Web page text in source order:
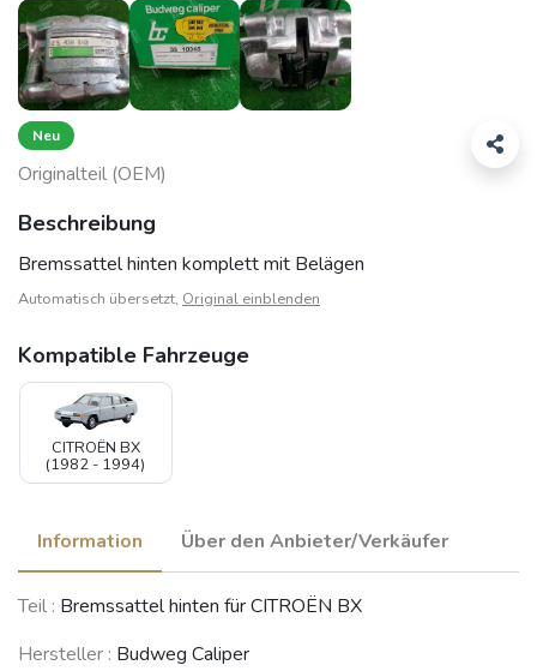
Neu
Originalteil (OEM)
Beschreibung
Bremssattel hinten komplett mit Belägen
Automatisch übersetzt, Original einblenden
Kompatible Fahrzeuge
CITROËN BX
(1982 - 1994)
Information Über den Anbieter/Verkäufer
Teil : Bremssattel hinten für CITROËN BX
Hersteller : Budweg Caliper